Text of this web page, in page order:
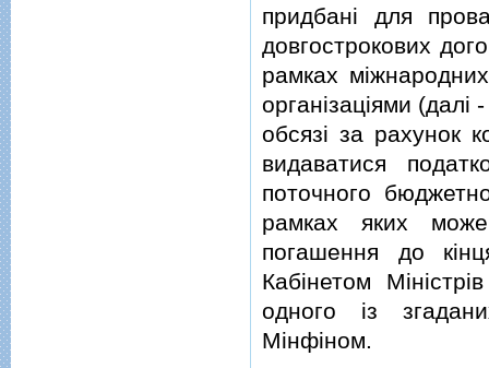
придбанi для
довгострокових
рамках
органiзацiями (далi
обсязi за рахунок
видаватися
поточного
рамках яких
погашення до
Кабiнетом
одного iз
Мiнфiном.